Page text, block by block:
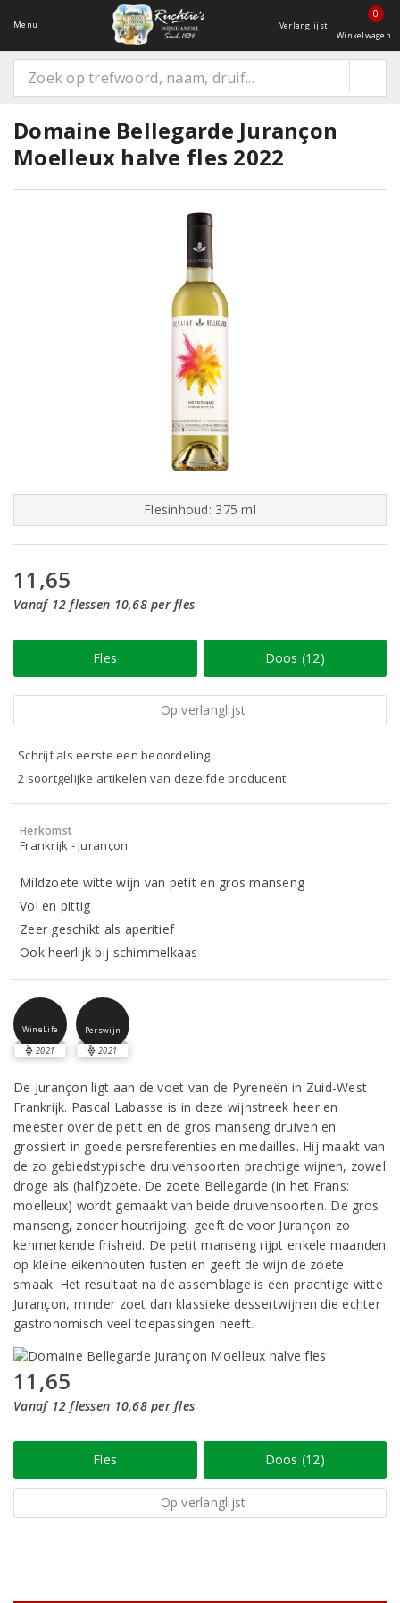
Menu Verlanglijst
0
Winkelwagen
Domaine Bellegarde Jurançon
Moelleux halve fles 2022
Flesinhoud: 375 ml
11,65
Vanaf 12 flessen 10,68 per fles
Fles Doos (12)
Op verlanglijst
Schrijf als eerste een beoordeling
2 soortgelijke artikelen van dezelfde producent
Herkomst
Frankrijk - Jurançon
Mildzoete witte wijn van petit en gros manseng
Vol en pittig
Zeer geschikt als aperitief
Ook heerlijk bij schimmelkaas
WineLife
2021
Perswijn
2021
De Jurançon ligt aan de voet van de Pyreneën in Zuid-West
Frankrijk. Pascal Labasse is in deze wijnstreek heer en
meester over de petit en de gros manseng druiven en
grossiert in goede persreferenties en medailles. Hij maakt van
de zo gebiedstypische druivensoorten prachtige wijnen, zowel
droge als (half)zoete. De zoete Bellegarde (in het Frans:
moelleux) wordt gemaakt van beide druivensoorten. De gros
manseng, zonder houtrijping, geeft de voor Jurançon zo
kenmerkende frisheid. De petit manseng rijpt enkele maanden
op kleine eikenhouten fusten en geeft de wijn de zoete
smaak. Het resultaat na de assemblage is een prachtige witte
Jurançon, minder zoet dan klassieke dessertwijnen die echter
gastronomisch veel toepassingen heeft.
11,65
Vanaf 12 flessen 10,68 per fles
Fles Doos (12)
Op verlanglijst